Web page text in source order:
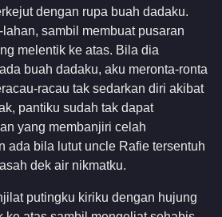
dengan rupa buah dadaku.
sambil membuat pusaran
melentik ke atas. Bila dia
buah dadaku, aku meronta-ronta
racau tak sedarkan diri akibat
pantiku sudah tak dapat
yang membanjiri celah
ada bila lutut uncle Rafie tersentuh
dek air nikmatku.
putingku kiriku dengan hujung